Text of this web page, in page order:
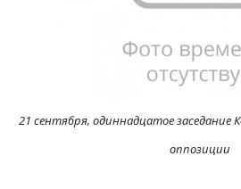
21 сентября, одиннадцатое заседание
оппозиции